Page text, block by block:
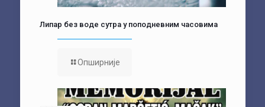
Липар без воде сутра у поподневним часовима
Опширније